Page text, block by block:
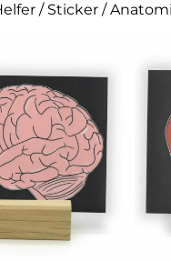
/ Sticker /